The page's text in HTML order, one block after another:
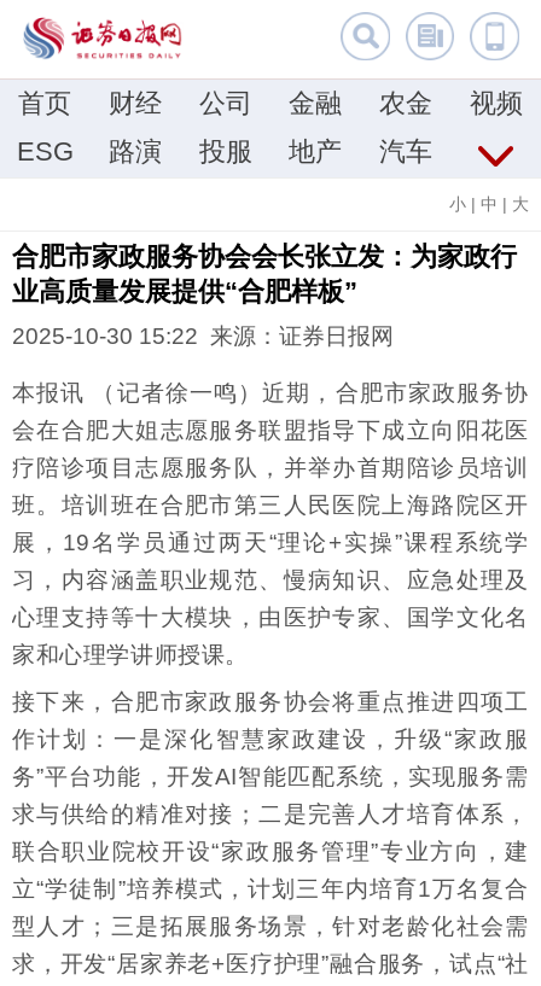
首页 财经 公司 金融 农金
视频
ESG
路演 投服 地产 汽车
小 | 中 | 大
合肥市家政服务协会会长张立发：为家政行
业高质量发展提供“合肥样板”
2025-10-30 15:22 来源：证券日报网
本报讯 （记者徐一鸣）近期，合肥市家政服务协
会在合肥大姐志愿服务联盟指导下成立向阳花医
疗陪诊项目志愿服务队，并举办首期陪诊员培训
班。培训班在合肥市第三人民医院上海路院区开
展，19名学员通过两天“理论+实操”课程系统学
习，内容涵盖职业规范、慢病知识、应急处理及
心理支持等十大模块，由医护专家、国学文化名
家和心理学讲师授课。
接下来，合肥市家政服务协会将重点推进四项工
作计划：一是深化智慧家政建设，升级“家政服
务”平台功能，开发AI智能匹配系统，实现服务需
求与供给的精准对接；二是完善人才培育体系，
联合职业院校开设“家政服务管理”专业方向，建
立“学徒制”培养模式，计划三年内培育1万名复合
型人才；三是拓展服务场景，针对老龄化社会需
求，开发“居家养老+医疗护理”融合服务，试点“社